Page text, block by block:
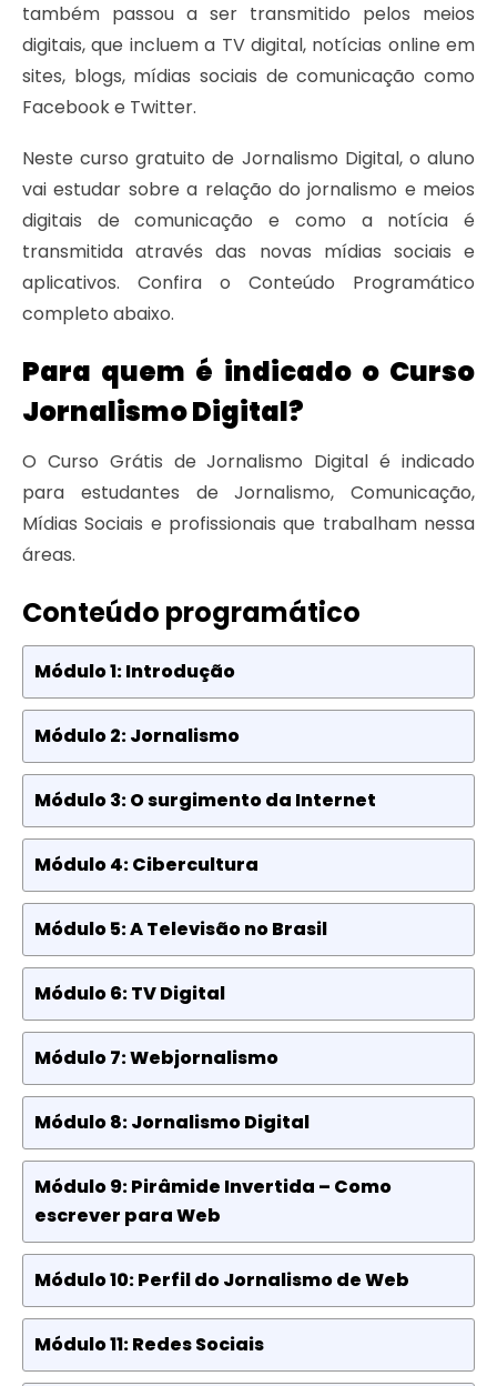
também passou a ser transmitido pelos meios
digitais, que incluem a TV digital, notícias online em
sites, blogs, mídias sociais de comunicação como
Facebook e Twitter.
Neste curso gratuito de Jornalismo Digital, o aluno
vai estudar sobre a relação do jornalismo e meios
digitais de comunicação e como a notícia é
transmitida através das novas mídias sociais e
aplicativos. Confira o Conteúdo Programático
completo abaixo.
Para quem é indicado o Curso
Jornalismo Digital?
O Curso Grátis de Jornalismo Digital é indicado
para estudantes de Jornalismo, Comunicação,
Mídias Sociais e profissionais que trabalham nessa
áreas.
Conteúdo programático
Módulo 1: Introdução
Módulo 2: Jornalismo
Módulo 3: O surgimento da Internet
Módulo 4: Cibercultura
Módulo 5: A Televisão no Brasil
Módulo 6: TV Digital
Módulo 7: Webjornalismo
Módulo 8: Jornalismo Digital
Módulo 9: Pirâmide Invertida – Como
escrever para Web
Módulo 10: Perfil do Jornalismo de Web
Módulo 11: Redes Sociais